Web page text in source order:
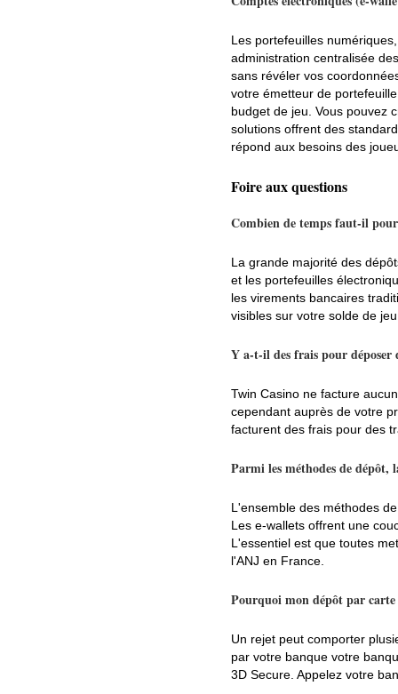
Les portefeuilles
administration centralisée
sans révéler vos
votre émetteur de
budget de jeu. Vous pouvez
solutions offrent des
répond aux besoins des
Foire aux questions
Combien de temps faut-il
La grande majorité des
et les portefeuilles
les virements bancaires
visibles sur votre solde de
Y a-t-il des frais pour
Twin Casino ne facture
cependant auprès de votre
facturent des frais pour des
Parmi les méthodes de dépôt,
L'ensemble des méthodes
Les e-wallets offrent une
L'essentiel est que toutes
l'ANJ en France.
Pourquoi mon dépôt par
Un rejet peut comporter
par votre banque votre
3D Secure. Appelez votre